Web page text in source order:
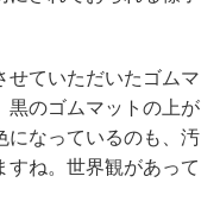
せていただいたゴムマ
黒のゴムマットの上が
になっているのも、汚
すね。世界観があって